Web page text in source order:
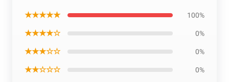
★★★★★ 100%
★★★★☆ 0%
★★★☆☆ 0%
★★☆☆☆ 0%